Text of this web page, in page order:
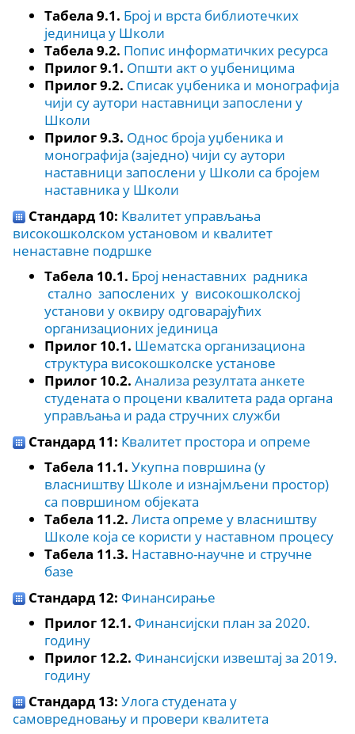
Табела 9.1. Број и врста библиотечких
јединица у Школи
Табела 9.2. Попис информатичких ресурса
Прилог 9.1. Општи акт о уџбеницима
Прилог 9.2. Списак уџбеника и монографија
чији су аутори наставници запослени у
Школи
Прилог 9.3. Однос броја уџбеника и
монографија (заједно) чији су аутори
наставници запослени у Школи са бројем
наставника у Школи
Стандард 10: Квалитет управљања
високошколском установом и квалитет
ненаставне подршке
Табела 10.1. Број ненаставних радника
стално запослених у високошколској
установи у оквиру одговарајућих
организационих јединица
Прилог 10.1. Шематска организациона
структура високошколске установе
Прилог 10.2. Aнализа резултата анкете
студената о процени квалитета рада органа
управљања и рада стручних служби
Стандард 11: Квалитет простора и опреме
Табела 11.1. Укупна површина (у
власништву Школе и изнајмљени простор)
са површином објеката
Табела 11.2. Листа опреме у власништву
Школе која се користи у наставном процесу
Табела 11.3. Наставно-научне и стручне
базе
Стандард 12: Финансирање
Прилог 12.1. Финансијски план за 2020.
годину
Прилог 12.2. Финансијски извештај за 2019.
годину
Стандард 13: Улога студената у
самовредновању и провери квалитета